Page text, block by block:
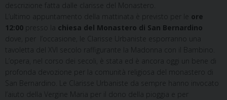
descrizione fatta dalle clarisse del Monastero.
L’ultimo appuntamento della mattinata è previsto per le ore
12:00 presso la chiesa del Monastero di San Bernardino
dove, per l’occasione, le Clarisse Urbaniste esporranno una
tavoletta del XVI secolo raffigurante la Madonna con il Bambino.
L’opera, nel corso dei secoli, è stata ed è ancora oggi un bene di
profonda devozione per la comunità religiosa del monastero di
San Bernardino. Le Clarisse Urbaniste da sempre hanno invocato
l’aiuto della Vergine Maria per il dono della pioggia e per